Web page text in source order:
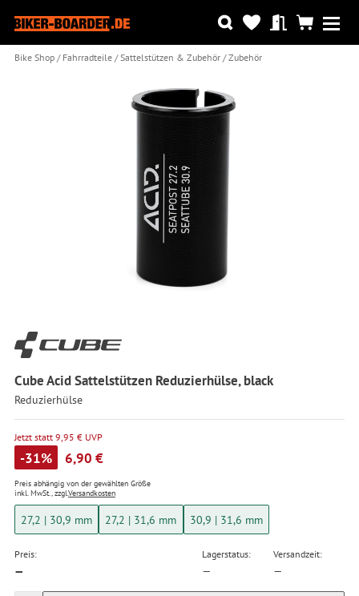
Bike Shop Fahrradteile Sattelstützen & Zubehör Zubehör
Cube Acid Sattelstützen Reduzierhülse, black
Reduzierhülse
Jetzt statt 9,95 € UVP
-31% 6,90 €
Preis abhängig von der gewählten Größe
inkl. MwSt., zzgl.Versandkosten
27,2 | 30,9 mm 27,2 | 31,6 mm 30,9 | 31,6 mm
Preis:
—
Lagerstatus:
—
Versandzeit:
—